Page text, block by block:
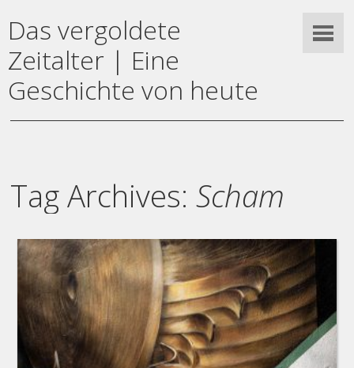
Das vergoldete
Zeitalter | Eine
Geschichte von heute
Tag Archives:Scham